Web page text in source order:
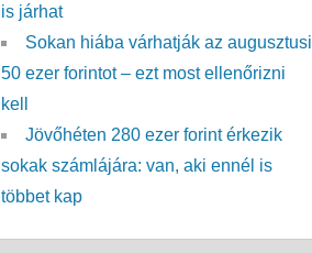
is járhat
Sokan hiába várhatják az augusztusi
50 ezer forintot – ezt most ellenőrizni
kell
Jövőhéten 280 ezer forint érkezik
sokak számlájára: van, aki ennél is
többet kap